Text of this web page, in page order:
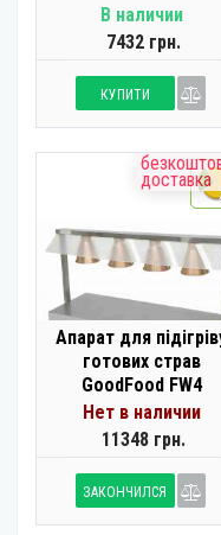
В наличии
7432 грн.
КУПИТИ
доставка
Апарат для
готових страв
GoodFood FW4
Нет в наличии
11348 грн.
ЗАКОНЧИЛСЯ